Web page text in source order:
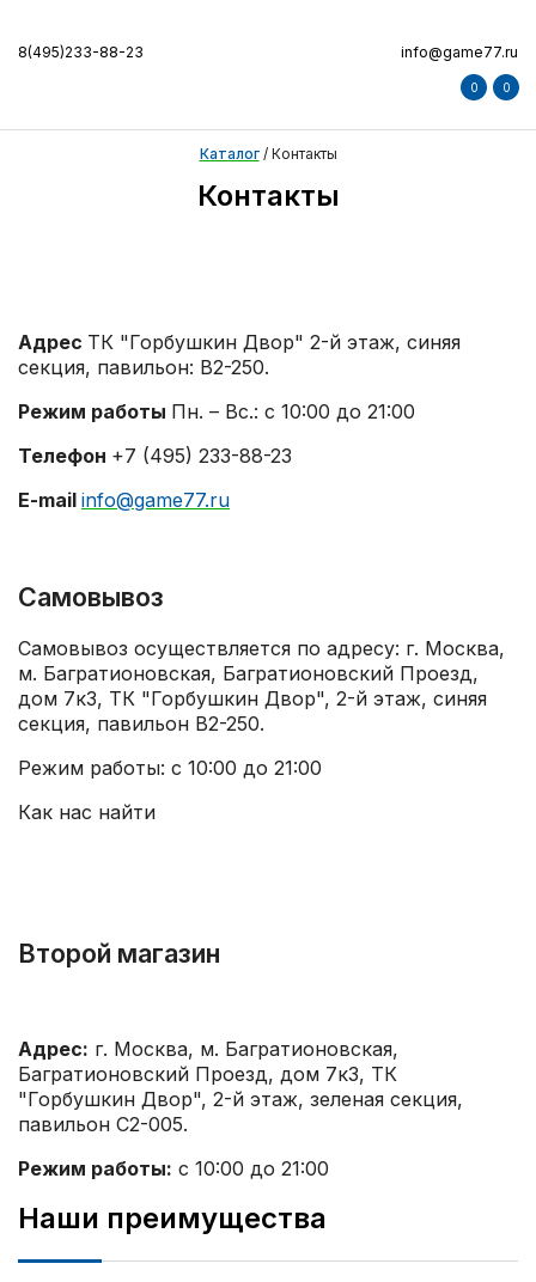
8(495)233-88-23 info@game77.ru
0 0
Каталог/ Контакты
Контакты
Адрес ТК "Горбушкин Двор" 2-й этаж, синяя
секция, павильон: B2-250.
Режим работы Пн. – Вс.: с 10:00 до 21:00
Телефон +7 (495) 233-88-23
E-mail info@game77.ru
Самовывоз
Самовывоз осуществляется по адресу: г. Москва,
м. Багратионовская, Багратионовский Проезд,
дом 7к3, ТК "Горбушкин Двор", 2-й этаж, синяя
секция, павильон В2-250.
Режим работы: с 10:00 до 21:00
Как нас найти
Второй магазин
Адрес: г. Москва, м. Багратионовская,
Багратионовский Проезд, дом 7к3, ТК
"Горбушкин Двор", 2-й этаж, зеленая секция,
павильон С2-005.
Режим работы: с 10:00 до 21:00
Наши преимущества